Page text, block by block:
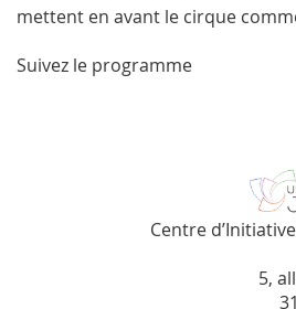
mettent en avant le cirque
Suivez le programme
Centre
5,